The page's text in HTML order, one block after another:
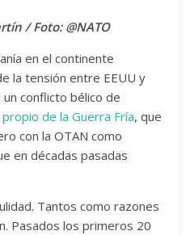
/ Foto: @NATO
en el continente
la tensión entre EEUU y
conflicto bélico de
propio de la Guerra Fría, que
con la OTAN como
en décadas pasadas
Tantos como razones
Pasados los primeros 20